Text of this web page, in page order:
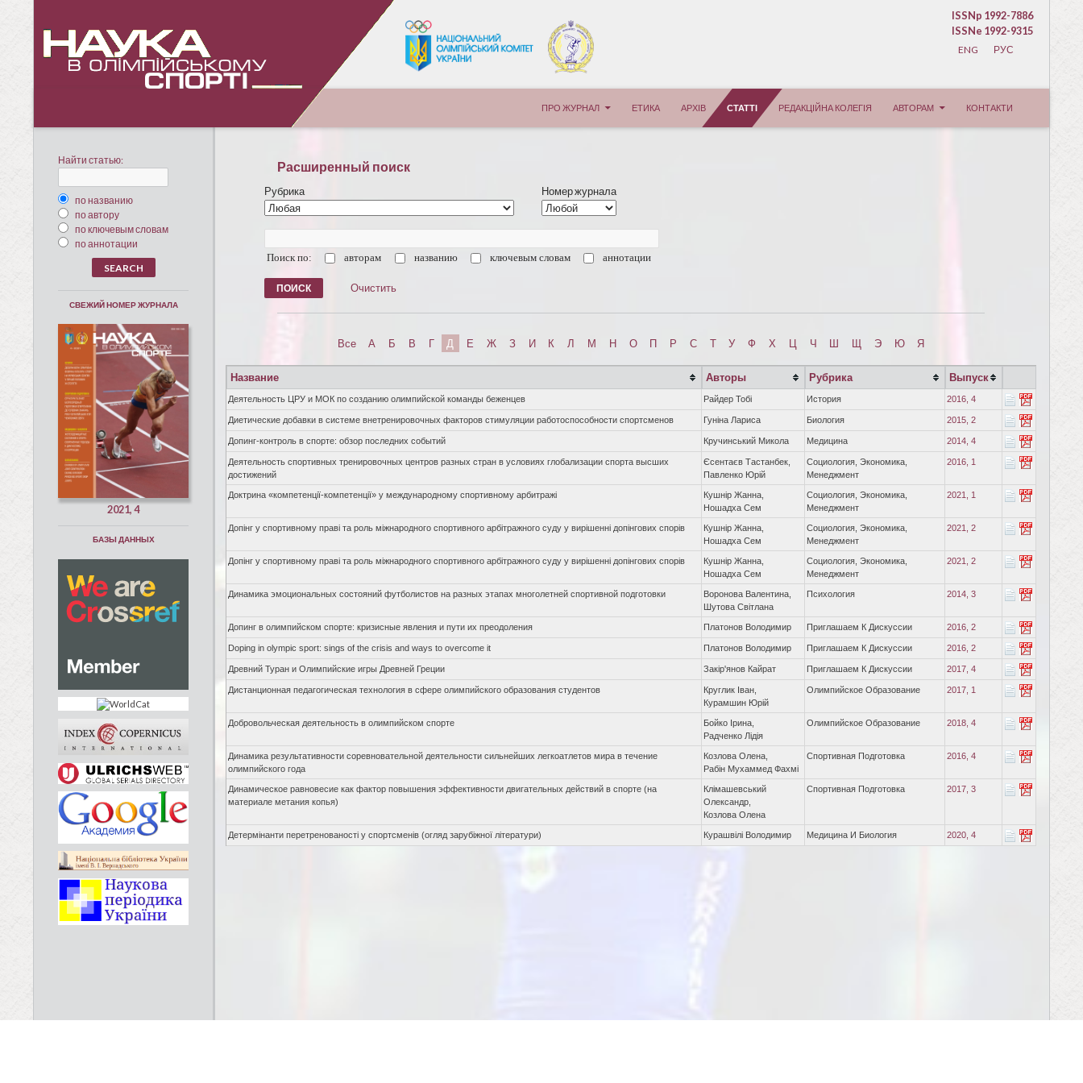
ISSNp 1992-7886
ISSNe 1992-9315
ENG РУС
ПРО ЖУРНАЛ
ЕТИКА АРХІВ СТАТТІ РЕДАКЦІЙНА КОЛЕГІЯ АВТОРАМ КОНТАКТИ
Расширенный поиск
Рубрика Номер журнала
Поиск по: авторам названию ключевым словам аннотации
Очистить
Все А Б В Г Д Е Ж З И К Л М Н О П Р С Т У Ф Х Ц Ч Ш Щ Э Ю Я
Название Авторы Рубрика Выпуск
Деятельность ЦРУ и МОК по созданию олимпийской команды беженцев Райдер Тобі История 2016, 4
Диетические добавки в системе внетренировочных факторов стимуляции работоспособности спортсменов Гуніна Лариса Биология 2015, 2
Допинг-контроль в спорте: обзор последних событий Кручинський Микола Медицина 2014, 4
Деятельность спортивных тренировочных центров разных стран в условиях глобализации спорта высших
достижений
Єсентаєв Тастанбек,
Павленко Юрій
Социология, Экономика,
Менеджмент
2016, 1
Доктрина «компетенції-компетенції» у международному спортивному арбитражі
Кушнір Жанна,
Ношадха Сем
Социология, Экономика,
Менеджмент
2021, 1
Допінг у спортивному праві та роль міжнародного спортивного арбітражного суду у вирішенні допінгових спорів
Кушнір Жанна,
Ношадха Сем
Социология, Экономика,
Менеджмент
2021, 2
Допінг у спортивному праві та роль міжнародного спортивного арбітражного суду у вирішенні допінгових спорів
Кушнір Жанна,
Ношадха Сем
Социология, Экономика,
Менеджмент
2021, 2
Динамика эмоциональных состояний футболистов на разных этапах многолетней спортивной подготовки
Воронова Валентина,
Шутова Світлана
Психология 2014, 3
Допинг в олимпийском спорте: кризисные явления и пути их преодоления Платонов Володимир Приглашаем К Дискуссии 2016, 2
Doping in olympic sport: sings of the crisis and ways to overcome it Платонов Володимир Приглашаем К Дискуссии 2016, 2
Древний Туран и Олимпийские игры Древней Греции Закір'янов Кайрат Приглашаем К Дискуссии 2017, 4
Дистанционная педагогическая технология в сфере олимпийского образования студентов
Круглик Іван,
Курамшин Юрій
Олимпийское Образование 2017, 1
Добровольческая деятельность в олимпийском спорте
Бойко Ірина,
Радченко Лідія
Олимпийское Образование 2018, 4
Динамика результативности соревновательной деятельности сильнейших легкоатлетов мира в течение
олимпийского года
Козлова Олена,
Рабін Мухаммед Фахмі
Спортивная Подготовка 2016, 4
Динамическое равновесие как фактор повышения эффективности двигательных действий в спорте (на
материале метания копья)
Клімашевський
Олександр,
Козлова Олена
Спортивная Подготовка 2017, 3
Детермінанти перетренованості у спортсменів (огляд зарубіжної літератури) Курашвілі Володимир Медицина И Биология 2020, 4
Найти статью:
по названию
по автору
по ключевым словам
по аннотации
СВЕЖИЙ НОМЕР ЖУРНАЛА
2021, 4
БАЗЫ ДАННЫХ